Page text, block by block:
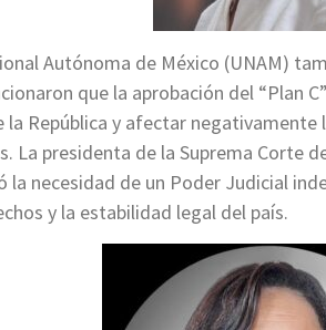
Autónoma de México (UNAM)
que la aprobación del “Plan
la República y afectar
La presidenta de la Suprema Corte
la necesidad de un Poder Judicial
y la estabilidad legal del país.